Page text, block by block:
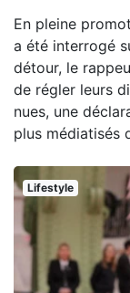
En pleine
a été interrogé
détour, le
de régler leurs
nues, une
plus médiatisés
Lifestyle